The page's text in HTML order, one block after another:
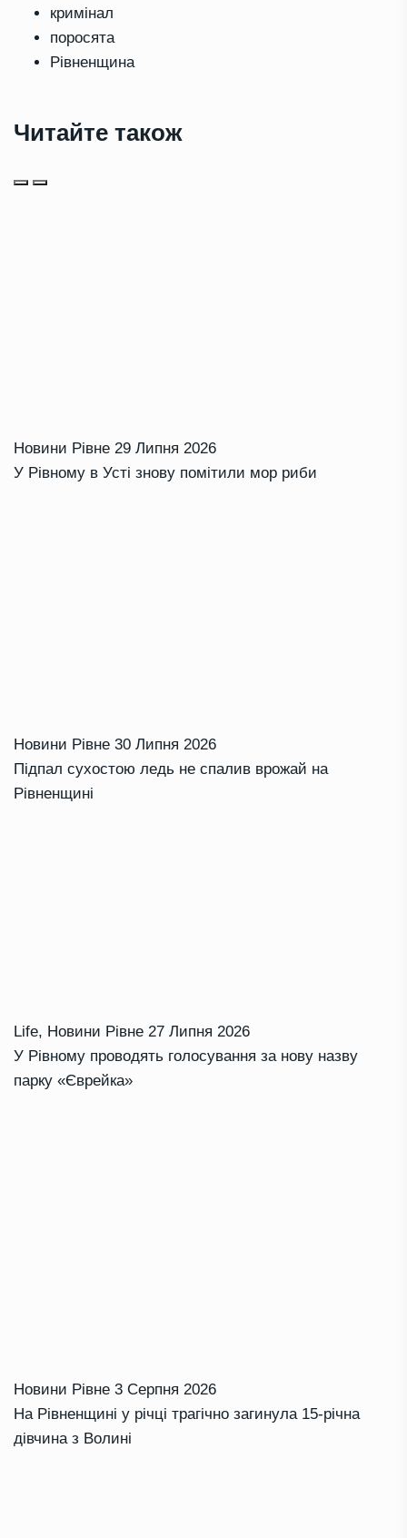
кримінал
поросята
Рівненщина
Читайте також
Новини Рівне 29 Липня 2026
У Рівному в Усті знову помітили мор риби
Новини Рівне 30 Липня 2026
Підпал сухостою ледь не спалив врожай на
Рівненщині
Life, Новини Рівне 27 Липня 2026
У Рівному проводять голосування за нову назву
парку «Єврейка»
Новини Рівне 3 Серпня 2026
На Рівненщині у річці трагічно загинула 15-річна
дівчина з Волині